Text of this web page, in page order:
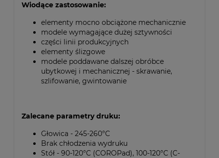
Wiodące zastosowanie:
elementy mocno obciążone mechanicznie
modele wymagające dużej sztywności
części linii produkcyjnych
elementy ślizgowe
modele poddawane dalszej obróbce
ubytkowej i mechanicznej - skrawanie,
szlifowanie, gwintowanie
Zalecane parametry druku:
Głowica - 245-260°C
Brak chłodzenia wydruku
Stół - 90-120°C (COROPad), 100-120°C (C-